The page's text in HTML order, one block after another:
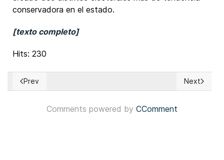
conservadora en el estado.
[texto completo]
Hits: 230
Previous article: EUA: Demócrata Abigail Spanberger
Prev Next
Next
Comments powered by CComment